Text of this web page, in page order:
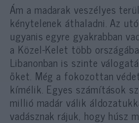
Ám a madarak veszélyes
kénytelenek áthaladni. Az
ugyanis egyre gyakrabban
a Közel-Kelet több
Libanonban is szinte
őket. Még a fokozottan
kímélik. Egyes számítások
millió madár válik
vadásznak rájuk, hogy húsz